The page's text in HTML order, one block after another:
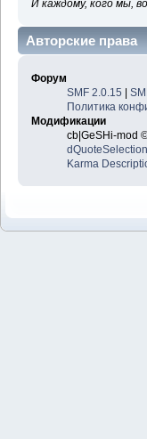
И каждому, кого мы,
Авторские права
Форум
SMF 2.0.15 |
Политика
Модификации
cb|GeSHi-mod
dQuoteSelection
Karma